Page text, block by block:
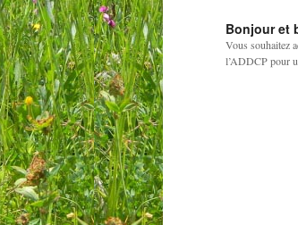
Bonjour et
Vous souhaitez
l’ADDCP pour